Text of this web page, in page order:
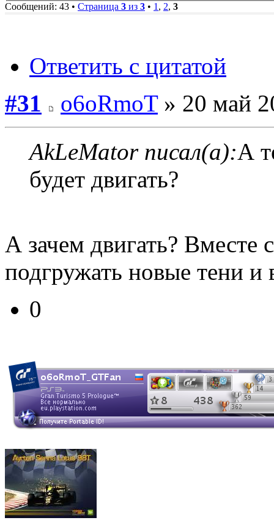
Сообщений: 43 • Страница 3 из 3 • 1 , 2, 3
Ответить с цитатой
#31
o6oRmoT» 20 май
AkLeMator писал(а):А
будет двигать?
А зачем двигать? Вместе
подгружать новые тени и
0